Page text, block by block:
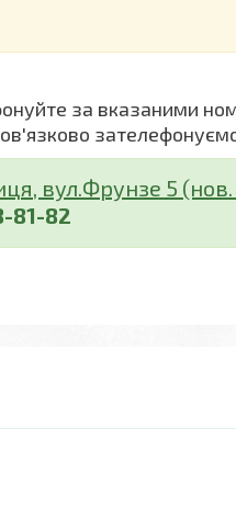
за вказаними
вул.Фрунзе 5 (нов.
81-82